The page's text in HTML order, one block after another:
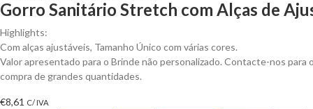
Gorro Sanitário Stretch com Alças de
Highlights:
Com alças ajustáveis, Tamanho Único com várias cores.
Valor apresentado para o Brinde não personalizado. Contacte-nos para
compra de grandes quantidades.
€8,61 C/ IVA